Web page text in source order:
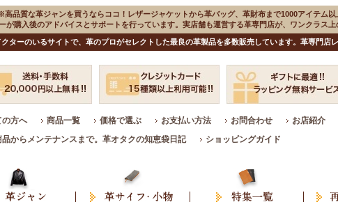
高品質な革ジャンを買うならココ！レザージャケットから革バッグ、革財布まで1000アイテム以
が購入後のアドバイスとサポートを行っています。実店舗も運営する革専門店が、ワンクラス
ターのいるサイトで、革のプロがセレクトした最良の革製品を多数販売しています。革専門店
の方へ 商品一覧 価格で選ぶ お支払い方法 お問合わせ
お店紹介
品からメンテナンスまで。革オタクの知恵袋日記
ショッピングガイド